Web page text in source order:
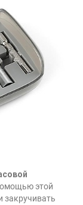
этой
закручивать